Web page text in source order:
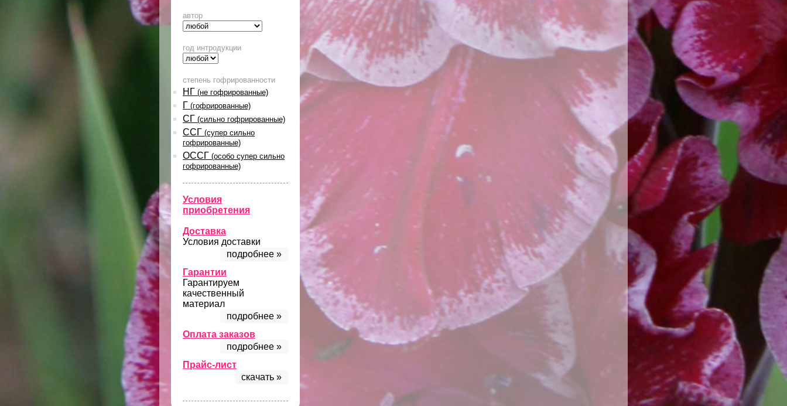
автор
год интродукции
степень гофрированности
НГ (не гофрированные)
Г (гофрированные)
СГ (сильно гофрированные)
ССГ (супер сильно
гофрированные)
ОССГ (особо супер сильно
гофрированные)
Условия
приобретения
Доставка
Условия доставки
подробнее »
Гарантии
Гарантируем
качественный
материал
подробнее »
Оплата заказов
подробнее »
Прайс-лист
скачать »